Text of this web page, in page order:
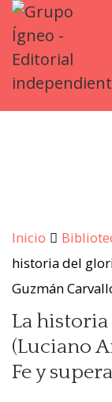
Inicio
historia del
Guzmán
La
(Luciano
Fe y